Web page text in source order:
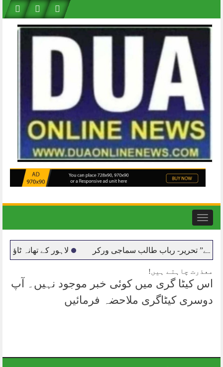
content
Toggle
navigation
رباب طالب سماجی ورکر لاہور کے تھانہ ٹاؤن شپ
معذرت چاہتے ہیں!
اس کیٹا گری میں کوئی خبر موجود نہیں۔ آپ
دوسری کیٹاگری ملاحضہ فرمائیں